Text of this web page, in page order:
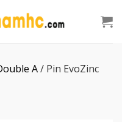
A/ Pin EvoZinc